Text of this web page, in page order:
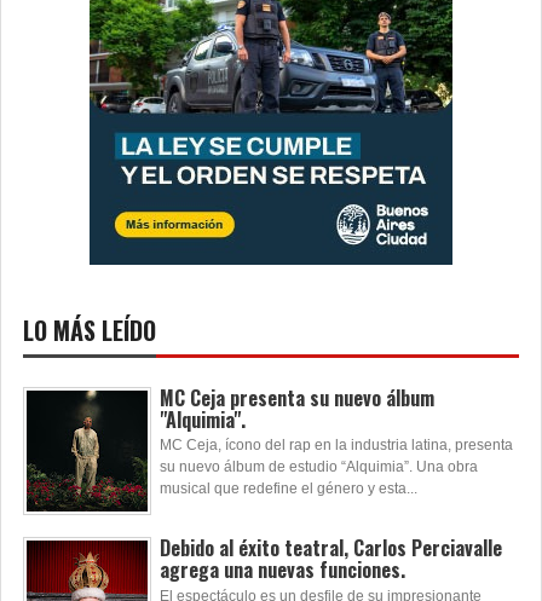
LO MÁS LEÍDO
MC Ceja presenta su nuevo álbum
"Alquimia".
MC Ceja, ícono del rap en la industria latina, presenta
su nuevo álbum de estudio “Alquimia”. Una obra
musical que redefine el género y esta...
Debido al éxito teatral, Carlos Perciavalle
agrega una nuevas funciones.
El espectáculo es un desfile de su impresionante